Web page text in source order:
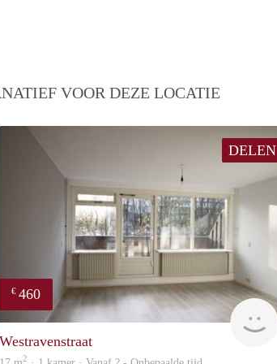
VOOR DEZE LOCATIE
DELEN
€ 460
Westravenstraat
2